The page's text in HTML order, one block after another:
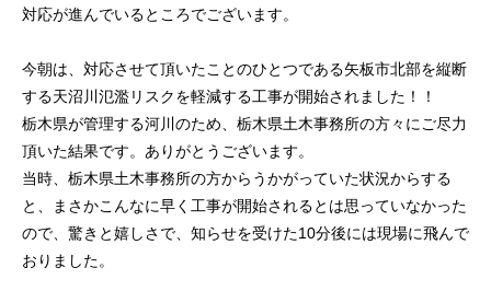
対応が進んでいるところでございます。
今朝は、対応させて頂いたことのひとつである矢板市北部を縦断
する天沼川氾濫リスクを軽減する工事が開始されました！！
栃木県が管理する河川のため、栃木県土木事務所の方々にご尽力
頂いた結果です。ありがとうございます。
当時、栃木県土木事務所の方からうかがっていた状況からする
と、まさかこんなに早く工事が開始されるとは思っていなかった
ので、驚きと嬉しさで、知らせを受けた10分後には現場に飛んで
おりました。